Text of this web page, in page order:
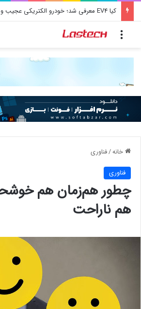
خانه/فناوری
فناوری
چطور هم‌زمان هم
هم ناراحت